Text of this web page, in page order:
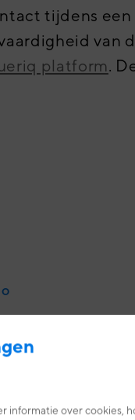
tijdens een
van
platform.
heen verder
informatie over cookies,